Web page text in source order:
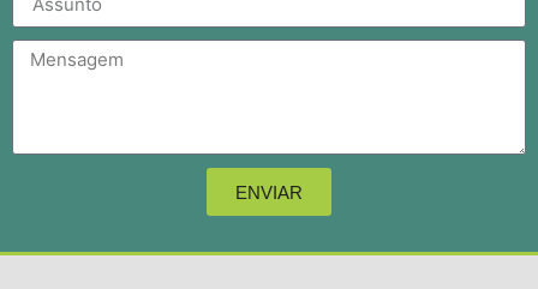
ENVIAR